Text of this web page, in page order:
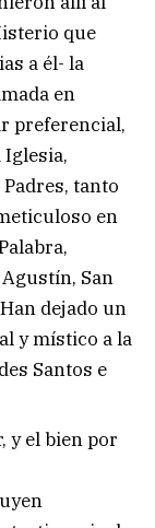
que
a él- la
en
preferencial,
tanto
en
San
dejado un
y místico a la
Santos e
y el bien por